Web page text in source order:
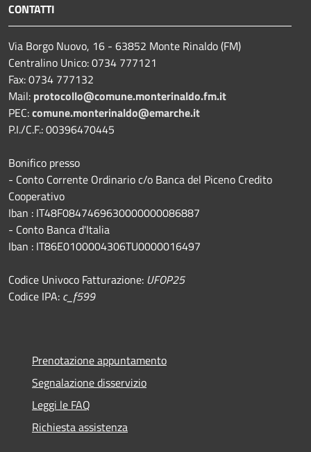
CONTATTI
Via Borgo Nuovo, 16 - 63852 Monte Rinaldo (FM)
Centralino Unico: 0734 777121
Fax: 0734 777132
Mail: protocollo@comune.monterinaldo.fm.it
PEC:comune.monterinaldo@emarche.it
P.I./C.F.: 00396470445
Bonifico presso
​- Conto Corrente Ordinario c/o Banca del Piceno Credito
Cooperativo
Iban : IT48F0847469630000000086887
- Conto Banca d'Italia
Iban : IT86E0100004306TU0000016497
Codice Univoco Fatturazione: UFOP25
Codice IPA: c_f599
Prenotazione appuntamento
Segnalazione disservizio
Leggi le FAQ
Richiesta assistenza